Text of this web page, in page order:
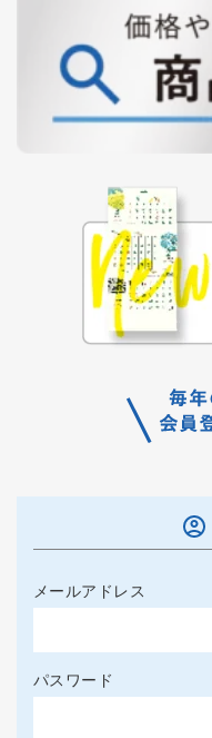
メールアドレス
パスワード